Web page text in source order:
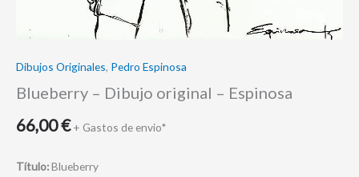
Dibujos Originales, Pedro Espinosa
Blueberry – Dibujo original – Espinosa
66,00€ + Gastos de envio*
Título:Blueberry